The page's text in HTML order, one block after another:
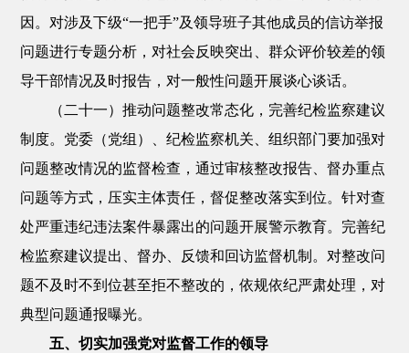
因。对涉及下级“一把手”及领导班子其他成员的信访举报
问题进行专题分析，对社会反映突出、群众评价较差的领
导干部情况及时报告，对一般性问题开展谈心谈话。
（二十一）推动问题整改常态化，完善纪检监察建议
制度。党委（党组）、纪检监察机关、组织部门要加强对
问题整改情况的监督检查，通过审核整改报告、督办重点
问题等方式，压实主体责任，督促整改落实到位。针对查
处严重违纪违法案件暴露出的问题开展警示教育。完善纪
检监察建议提出、督办、反馈和回访监督机制。对整改问
题不及时不到位甚至拒不整改的，依规依纪严肃处理，对
典型问题通报曝光。
五、切实加强党对监督工作的领导